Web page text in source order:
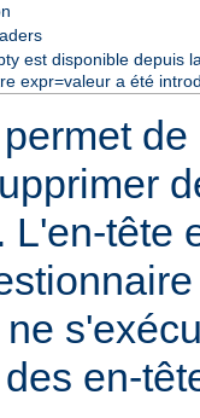
est disponible depuis
expr=valeur a été
de
L'en-tête
en-